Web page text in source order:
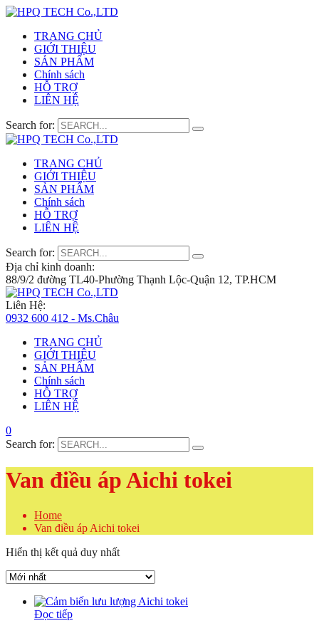
TRANG CHỦ
GIỚI THIỆU
SẢN PHẨM
Chính sách
HỖ TRỢ
LIÊN HỆ
Search for:
TRANG CHỦ
GIỚI THIỆU
SẢN PHẨM
Chính sách
HỖ TRỢ
LIÊN HỆ
Search for:
Địa chỉ kinh doanh:
88/9/2 đường TL40-Phường Thạnh Lộc-Quận 12, TP.HCM
Liên Hệ:
0932 600 412 - Ms.Châu
TRANG CHỦ
GIỚI THIỆU
SẢN PHẨM
Chính sách
HỖ TRỢ
LIÊN HỆ
0
Search for:
Van điều áp Aichi tokei
Home
Van điều áp Aichi tokei
Hiển thị kết quả duy nhất
Đọc tiếp